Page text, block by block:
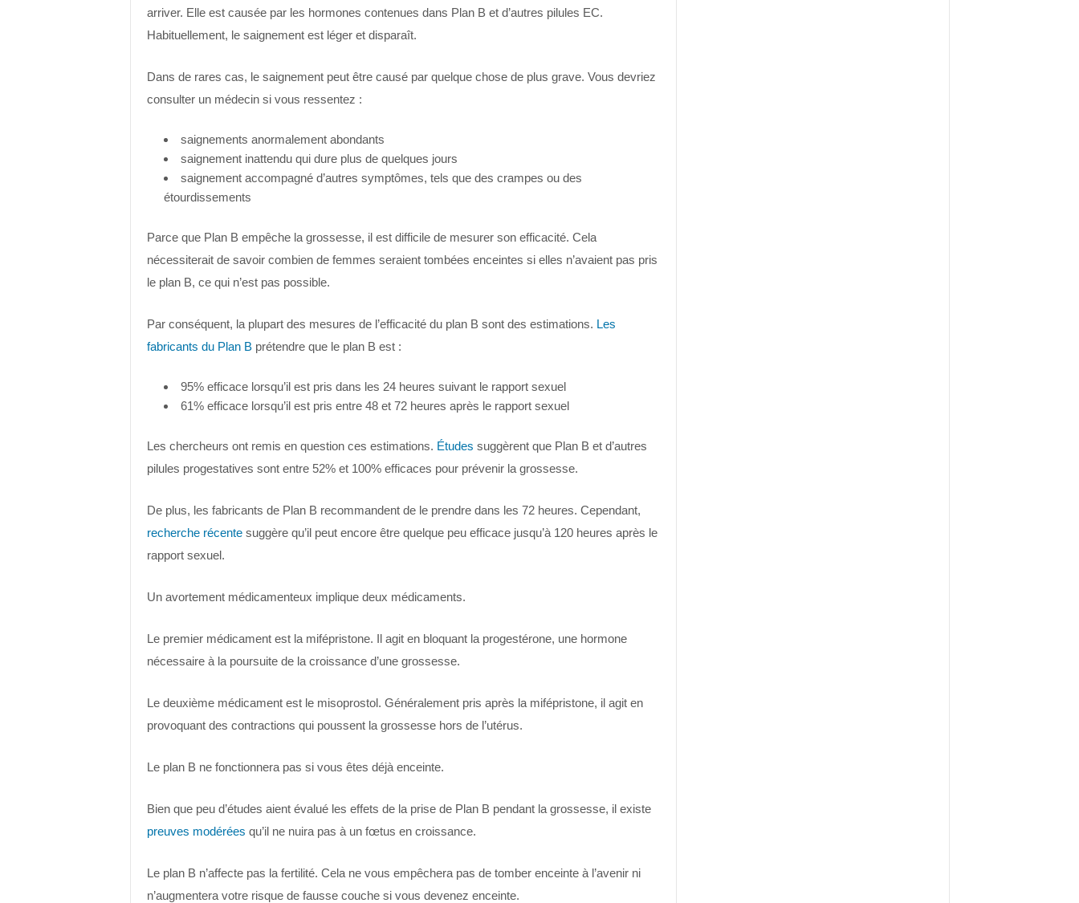
arriver. Elle est causée par les hormones contenues dans Plan B et d’autres pilules EC.
Habituellement, le saignement est léger et disparaît.
Dans de rares cas, le saignement peut être causé par quelque chose de plus grave. Vous devriez
consulter un médecin si vous ressentez :
saignements anormalement abondants
saignement inattendu qui dure plus de quelques jours
saignement accompagné d’autres symptômes, tels que des crampes ou des
étourdissements
Parce que Plan B empêche la grossesse, il est difficile de mesurer son efficacité. Cela
nécessiterait de savoir combien de femmes seraient tombées enceintes si elles n’avaient pas pris
le plan B, ce qui n’est pas possible.
Par conséquent, la plupart des mesures de l’efficacité du plan B sont des estimations. Les
fabricants du Plan Bprétendre que le plan B est :
95% efficace lorsqu’il est pris dans les 24 heures suivant le rapport sexuel
61% efficace lorsqu’il est pris entre 48 et 72 heures après le rapport sexuel
Les chercheurs ont remis en question ces estimations. Études suggèrent que Plan B et d’autres
pilules progestatives sont entre 52% et 100% efficaces pour prévenir la grossesse.
De plus, les fabricants de Plan B recommandent de le prendre dans les 72 heures. Cependant,
recherche récentesuggère qu’il peut encore être quelque peu efficace jusqu’à 120 heures après le
rapport sexuel.
Un avortement médicamenteux implique deux médicaments.
Le premier médicament est la mifépristone. Il agit en bloquant la progestérone, une hormone
nécessaire à la poursuite de la croissance d’une grossesse.
Le deuxième médicament est le misoprostol. Généralement pris après la mifépristone, il agit en
provoquant des contractions qui poussent la grossesse hors de l’utérus.
Le plan B ne fonctionnera pas si vous êtes déjà enceinte.
Bien que peu d’études aient évalué les effets de la prise de Plan B pendant la grossesse, il existe
preuves modérées qu’il ne nuira pas à un fœtus en croissance.
Le plan B n’affecte pas la fertilité. Cela ne vous empêchera pas de tomber enceinte à l’avenir ni
n’augmentera votre risque de fausse couche si vous devenez enceinte.